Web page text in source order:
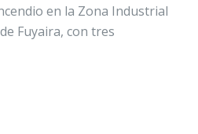
en la Zona Industrial
Fuyaira, con tres